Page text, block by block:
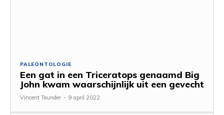
PALEONTOLOGIE
Een gat in een Triceratops genaamd Big
John kwam waarschijnlijk uit een gevecht
Vincent Teunder - 9 april 2022